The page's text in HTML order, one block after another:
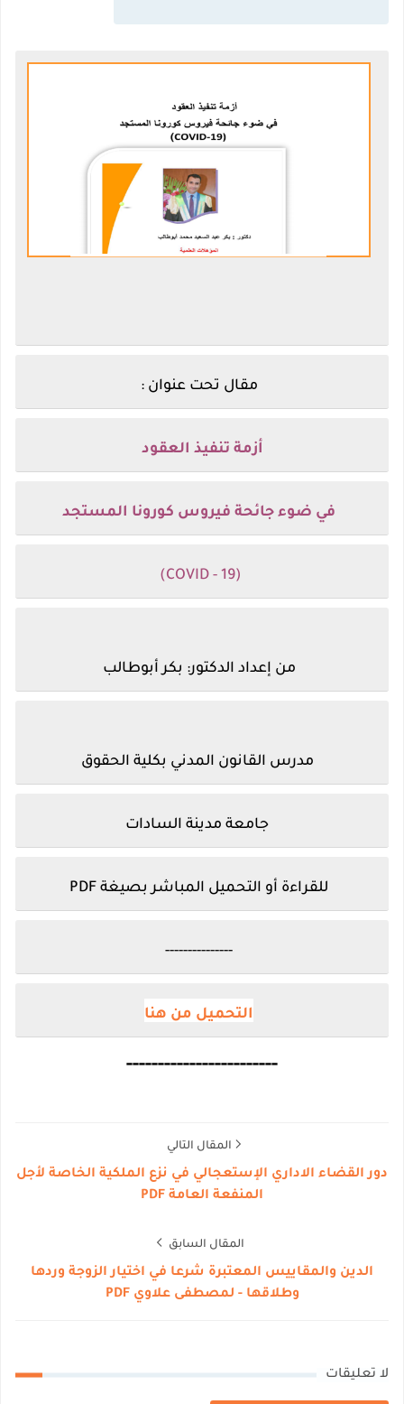
مقال تحت عنوان :
أزمة تنفيذ العقود
في ضوء جائحة فيروس كورونا المستجد
(COVID - 19)
من إعداد الدكتور: بكر أبوطالب
مدرس القانون المدني بكلية الحقوق
جامعة مدينة السادات
للقراءة أو التحميل المباشر بصيغة PDF
---------------
التحميل من هنا
------------------------
المقال التالي
دور القضاء الاداري الإستعجالي في نزع الملكية الخاصة لأجل
المنفعة العامة PDF
المقال السابق
الدين والمقاييس المعتبرة شرعا في اختيار الزوجة وردها
وطلاقها - لمصطفى علاوي PDF
لا تعليقات